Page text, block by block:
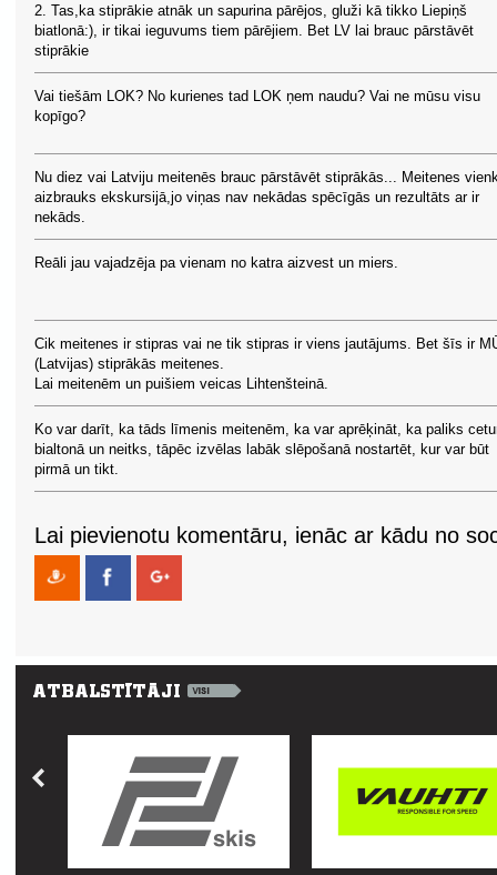
2. Tas,ka stiprākie atnāk un sapurina pārējos, gluži kā tikko Liepiņš
biatlonā:), ir tikai ieguvums tiem pārējiem. Bet LV lai brauc pārstāvēt
stiprākie
Vai tiešām LOK? No kurienes tad LOK ņem naudu? Vai ne mūsu visu
kopīgo?
Nu diez vai Latviju meitenēs brauc pārstāvēt stiprākās... Meitenes
aizbrauks ekskursijā,jo viņas nav nekādas spēcīgās un rezultāts ar ir
nekāds.
Reāli jau vajadzēja pa vienam no katra aizvest un miers.
Cik meitenes ir stipras vai ne tik stipras ir viens jautājums. Bet šīs ir
(Latvijas) stiprākās meitenes.
Lai meitenēm un puišiem veicas Lihtenšteinā.
Ko var darīt, ka tāds līmenis meitenēm, ka var aprēķināt, ka paliks
bialtonā un neitks, tāpēc izvēlas labāk slēpošanā nostartēt, kur var būt
pirmā un tikt.
Lai pievienotu komentāru, ienāc ar kādu no